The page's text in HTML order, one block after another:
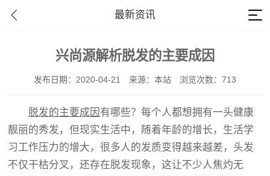
最新资讯
兴尚源解析脱发的主要成因
发布日期：2020-04-21 来源：本站 浏览次数：713
脱发的主要成因 有哪些？每个人都想拥有一头健康
靓丽的秀发，但现实生活中，随着年龄的增长，生活学
习工作压力的增大，很多人的发质变得越来越差，头发
不仅干枯分叉，还存在脱发现象，这让不少人焦灼无